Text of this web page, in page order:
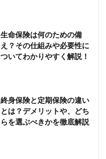
生命保険は何のための備
え？その仕組みや必要性に
ついてわかりやすく解説！
終身保険と定期保険の違い
とは？デメリットや、どち
らを選ぶべきかを徹底解説